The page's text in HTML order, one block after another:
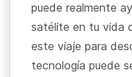
puede realmente
satélite en tu vida
este viaje para
tecnología puede